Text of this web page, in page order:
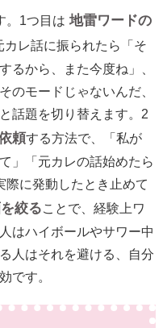
。1つ目は 地雷ワードの
カレ話に振られたら「そ
るから、また今度ね」、
のモードじゃないんだ、
話題を切り替えます。2
頼する方法で、「私が
」「元カレの話始めたら
際に発動したとき止めて
絞ることで、経験上ワ
はハイボールやサワー中
人はそれを避ける、自分
です。